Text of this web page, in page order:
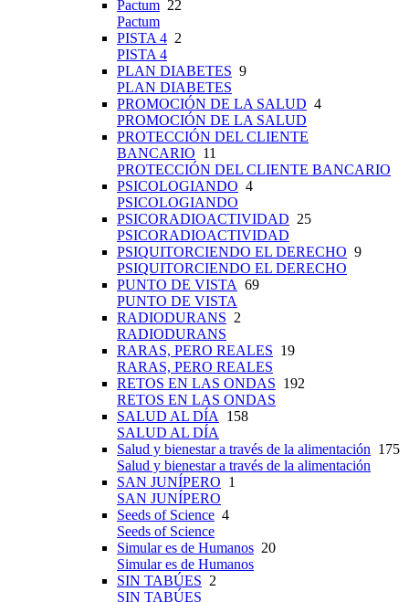
Pactum 22
Pactum
PISTA 4 2
PISTA 4
PLAN DIABETES 9
PLAN DIABETES
PROMOCIÓN DE LA SALUD 4
PROMOCIÓN DE LA SALUD
PROTECCIÓN DEL CLIENTE
BANCARIO 11
PROTECCIÓN DEL CLIENTE BANCARIO
PSICOLOGIANDO 4
PSICOLOGIANDO
PSICORADIOACTIVIDAD 25
PSICORADIOACTIVIDAD
PSIQUITORCIENDO EL DERECHO 9
PSIQUITORCIENDO EL DERECHO
PUNTO DE VISTA 69
PUNTO DE VISTA
RADIODURANS 2
RADIODURANS
RARAS, PERO REALES 19
RARAS, PERO REALES
RETOS EN LAS ONDAS 192
RETOS EN LAS ONDAS
SALUD AL DÍA
158
SALUD AL DÍA
Salud y bienestar a través de la alimentación 175
Salud y bienestar a través de la alimentación
SAN JUNÍPERO 1
SAN JUNÍPERO
Seeds of Science 4
Seeds of Science
Simular es de Humanos 20
Simular es de Humanos
SIN TABÚES 2
SIN TABÚES